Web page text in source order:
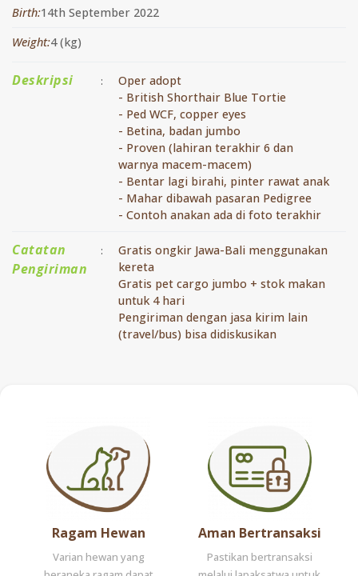
Birth:14th September 2022
Weight:4 (kg)
Deskripsi :
Oper adopt
- British Shorthair Blue Tortie
- Ped WCF, copper eyes
- Betina, badan jumbo
- Proven (lahiran terakhir 6 dan
warnya macem-macem)
- Bentar lagi birahi, pinter rawat anak
- Mahar dibawah pasaran Pedigree
- Contoh anakan ada di foto terakhir
Catatan
Pengiriman
:
Gratis ongkir Jawa-Bali menggunakan
kereta
Gratis pet cargo jumbo + stok makan
untuk 4 hari
Pengiriman dengan jasa kirim lain
(travel/bus) bisa didiskusikan
Ragam Hewan
Varian hewan yang
Aman Bertransaksi
Pastikan bertransaksi